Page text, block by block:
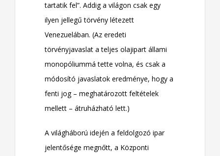
tartatik fel”. Addig a világon csak egy
ilyen jellegű törvény létezett
Venezuelában. (Az eredeti
törvényjavaslat a teljes olajipart állami
monopóliummá tette volna, és csak a
módosító javaslatok eredménye, hogy a
fenti jog – meghatározott feltételek
mellett – átruházható lett.)
A világháború idején a feldolgozó ipar
jelentősége megnőtt, a Központi